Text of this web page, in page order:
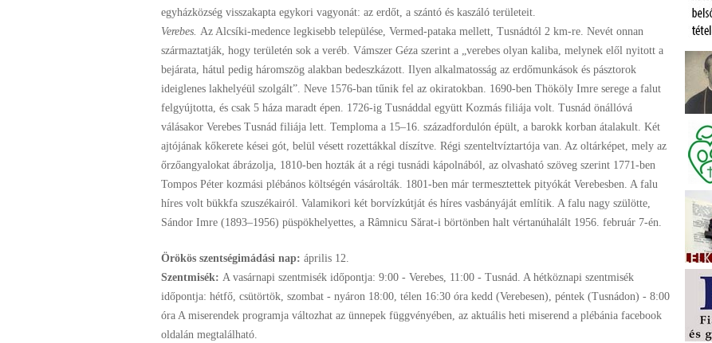
egyházközség visszakapta egykori vagyonát: az erdőt, a szántó és kaszáló területeit.
Verebes. Az Alcsíki-medence legkisebb települése, Vermed-pataka mellett, Tusnádtól 2 km-re. Nevét onnan
származtatják, hogy területén sok a veréb. Vámszer Géza szerint a „verebes olyan kaliba, melynek elől nyitott a
bejárata, hátul pedig háromszög alakban bedeszkázott. Ilyen alkalmatosság az erdőmunkások és pásztorok
ideiglenes lakhelyéül szolgált”. Neve 1576-ban tűnik fel az okiratokban. 1690-ben Thököly Imre serege a falut
felgyújtotta, és csak 5 háza maradt épen. 1726-ig Tusnáddal együtt Kozmás filiája volt. Tusnád önállóvá
válásakor Verebes Tusnád filiája lett. Temploma a 15–16. századfordulón épült, a barokk korban átalakult. Két
ajtójának kőkerete kései gót, belül vésett rozettákkal díszítve. Régi szenteltvíztartója van. Az oltárképet, mely az
őrzőangyalokat ábrázolja, 1810-ben hozták át a régi tusnádi kápolnából, az olvasható szöveg szerint 1771-ben
Tompos Péter kozmási plébános költségén vásárolták. 1801-ben már termesztettek pityókát Verebesben. A falu
híres volt bükkfa szuszékairól. Valamikori két borvízkútját és híres vasbányáját említik. A falu nagy szülötte,
Sándor Imre (1893–1956) püspökhelyettes, a Râmnicu Sărat-i börtönben halt vértanúhalált 1956. február 7-én.
Örökös szentségimádási nap: április 12.
Szentmisék: A vasárnapi szentmisék időpontja: 9:00 - Verebes, 11:00 - Tusnád. A hétköznapi szentmisék
időpontja: hétfő, csütörtök, szombat - nyáron 18:00, télen 16:30 óra kedd (Verebesen), péntek (Tusnádon) - 8:00
óra A miserendek programja változhat az ünnepek függvényében, az aktuális heti miserend a plébánia facebook
oldalán megtalálható.